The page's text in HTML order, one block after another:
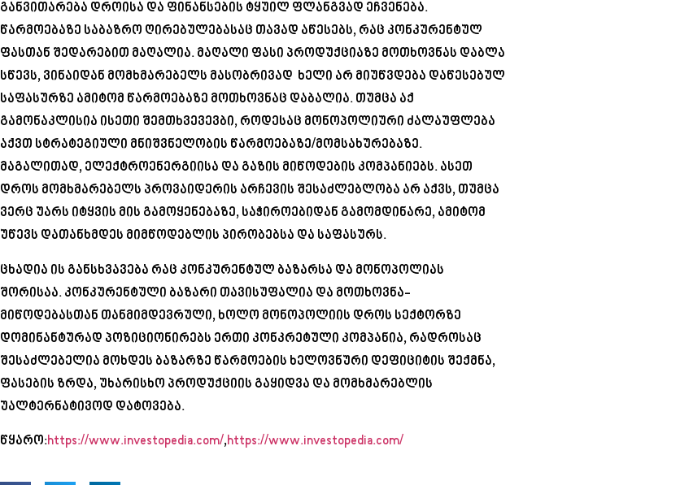
განვითარება დროისა და ფინანსების ტყუილ ფლანგვად ეჩვენება.
წარმოებაზე საბაზრო ღირებულებასაც თავად აწესებს, რაც კონკურენტულ
ფასთან შედარებით მაღალია. მაღალი ფასი პროდუქციაზე მოთხოვნას დაბლა
სწევს, ვინაიდან მომხმარებელს მასობრივად ხელი არ მიუწვდება დაწესებულ
საფასურზე ამიტომ წარმოებაზე მოთხოვნაც დაბალია. თუმცა აქ
გამონაკლისია ისეთი შემთხვევევბი, როდესაც მონოპოლიური ძალაუფლება
აქვთ სტრატეგიული მნიშვნელობის წარმოებაზე/მომსახურებაზე.
მაგალითად, ელექტროენერგიისა და გაზის მიწოდების კომპანიებს. ასეთ
დროს მომხმარებელს პროვაიდერის არჩევის შესაძლებლობა არ აქვს, თუმცა
ვერც უარს იტყვის მის გამოყენებაზე, საჭიროებიდან გამომდინარე, ამიტომ
უწევს დათანხმდეს მიმწოდებლის პირობებსა და საფასურს.
ცხადია ის განსხვავება რაც კონკურენტულ ბაზარსა და მონოპოლიას
შორისაა. კონკურენტული ბაზარი თავისუფალია და მოთხოვნა-
მიწოდებასთან თანმიმდევრული, ხოლო მონოპოლიის დროს სექტორზე
დომინანტურად პოზიციონირებს ერთი კონკრეტული კომპანია, რადროსაც
შესაძლებელია მოხდეს ბაზარზე წარმოების ხელოვნური დეფიციტის შექმნა,
ფასების ზრდა, უხარისხო პროდუქციის გაყიდვა და მომხმარებლის
უალტერნატივოდ დატოვება.
წყარო:https://www.investopedia.com/,https://www.investopedia.com/